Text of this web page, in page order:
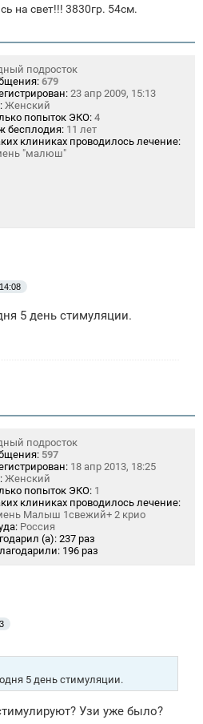
на свет!!! 3830гр. 54см.
подросток
679
23 апр 2009, 15:13
Женский
попыток ЭКО: 4
бесплодия: 11 лет
клиниках проводилось лечение:
"малюш"
5 день стимуляции.
подросток
597
18 апр 2013, 18:25
Женский
попыток ЭКО: 1
клиниках проводилось лечение:
Малыш 1свежий+ 2 крио
Россия
(а): 237 раз
196 раз
5 день стимуляции.
Узи уже было?